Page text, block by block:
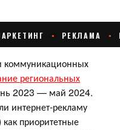
коммуникационных
региональных
2023 — май 2024.
интернет-рекламу
приоритетные